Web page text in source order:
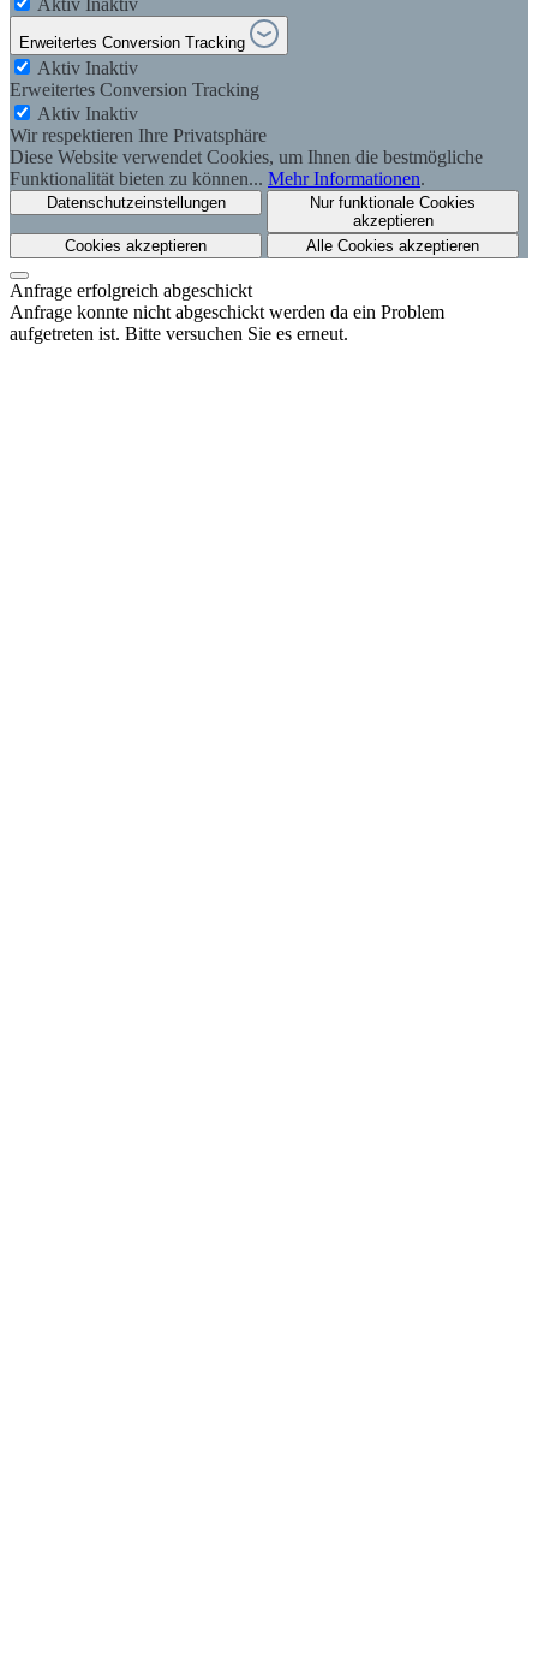
Aktiv Inaktiv
Erweitertes Conversion Tracking
Aktiv Inaktiv
Erweitertes Conversion Tracking
Aktiv Inaktiv
Wir respektieren Ihre Privatsphäre
Diese Website verwendet Cookies, um Ihnen die bestmögliche
Funktionalität bieten zu können... Mehr Informationen.
Datenschutzeinstellungen
Nur funktionale Cookies
akzeptieren
Cookies akzeptieren
Alle Cookies akzeptieren
Anfrage erfolgreich abgeschickt
Anfrage konnte nicht abgeschickt werden da ein Problem
aufgetreten ist. Bitte versuchen Sie es erneut.